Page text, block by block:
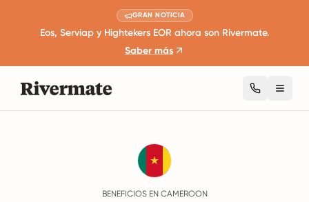
GRAN NOTICIA
Eos, Serviap y Hightekers EOR ahora son Rivermate.
Saber más
BENEFICIOS EN CAMEROON